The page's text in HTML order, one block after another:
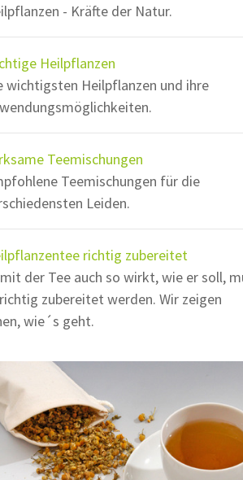
- Kräfte der Natur.
Heilpflanzen
wichtigsten Heilpflanzen und ihre
Teemischungen
Teemischungen für die
Leiden.
richtig zubereitet
der Tee auch so wirkt, wie er soll,
zubereitet werden. Wir zeigen
wie´s geht.